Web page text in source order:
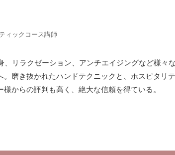
ィックコース講師
、リラクゼーション、アンチエイジングなど様々
磨き抜かれたハンドテクニックと、ホスピタリ
からの評判も高く、絶大な信頼を得ている。